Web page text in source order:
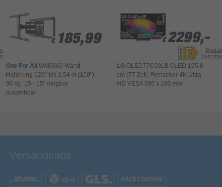
Helligkeit 2500 cd/m²
Display-Auflösung 3840 x 2160 Pixel
LED-
Hintergrundbeleuchtungstyp
QD-Mini LED
Design
Rahmenloses Design
Ihr Kommentar*
€ 185,99
€ 185,99
One For All WM5660 Wand
Halterung 120° bis 2,54 m (100")
90 kg -15 - 15° neigbar
ausziehbar
€ 2299,-
€ 2299,-
LG OLED77C69LB OLED 195,6
cm (77 Zoll) Fernseher 4K Ultra
HD VESA 300 x 200 mm
Versandinfos